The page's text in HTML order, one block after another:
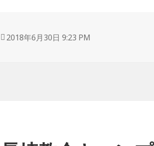
投
2018年6月30日 9:23 PM